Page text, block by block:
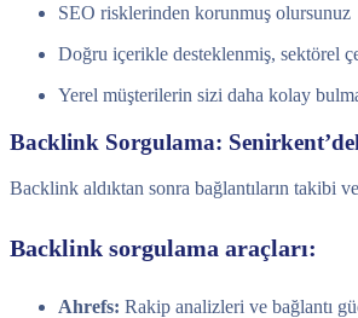
SEO risklerinden korunmuş olursunuz
Doğru içerikle desteklenmiş, sektörel
Yerel müşterilerin sizi daha kolay
Backlink Sorgulama:
Backlink aldıktan sonra bağlantıların takibi
Backlink sorgulama araçları:
Ahrefs: Rakip analizleri ve bağlantı